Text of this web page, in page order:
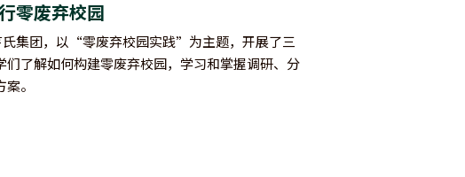
零废弃校园
氏集团，以“零废弃校园实践”为主题，开展了三
了解如何构建零废弃校园，学习和掌握调研、分
。